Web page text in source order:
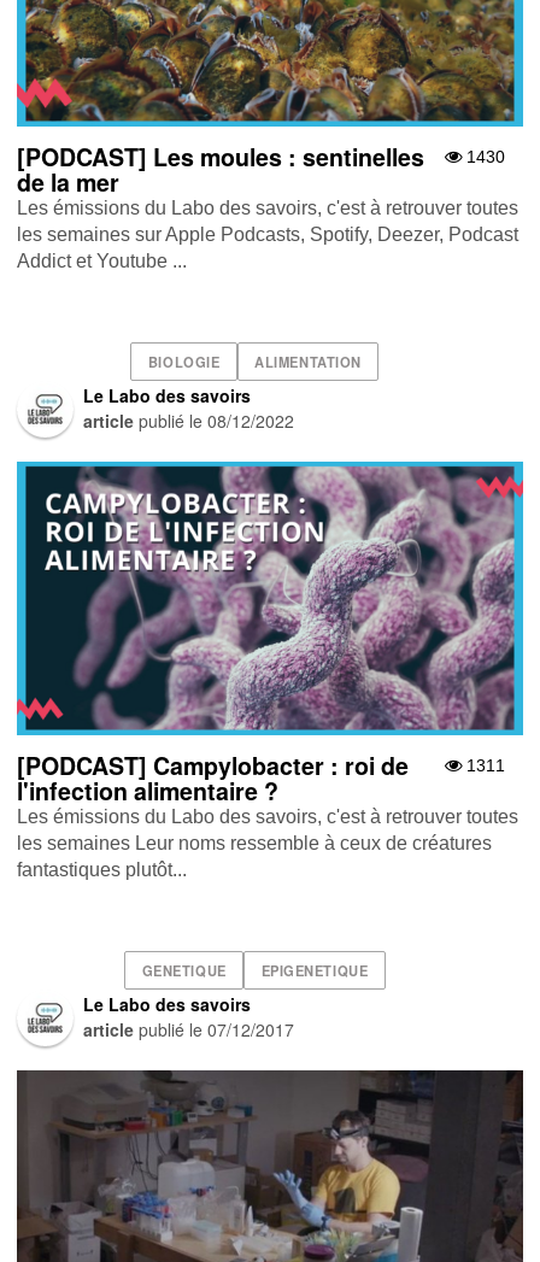
1430
[PODCAST] Les moules : sentinelles
de la mer
Les émissions du Labo des savoirs, c'est à retrouver toutes
les semaines sur Apple Podcasts , Spotify , Deezer , Podcast
Addict et Youtube ...
BIOLOGIE ALIMENTATION
Le Labo des savoirs
article publié le08/12/2022
1311
[PODCAST] Campylobacter : roi de
l'infection alimentaire ?
Les émissions du Labo des savoirs, c'est à retrouver toutes
les semaines Leur noms ressemble à ceux de créatures
fantastiques plutôt...
GENETIQUE EPIGENETIQUE
Le Labo des savoirs
article publié le07/12/2017